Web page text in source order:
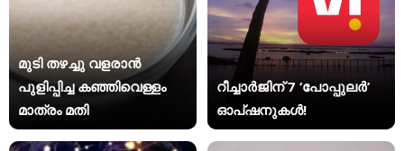
മുടി തഴച്ചു വളരാൻ
പുളിപ്പിച്ച കഞ്ഞിവെള്ളം
മാത്രം മതി
റീച്ചാർജിന് 7 ‘പോപ്പുലർ’
ഓപ്ഷനുകൾ!